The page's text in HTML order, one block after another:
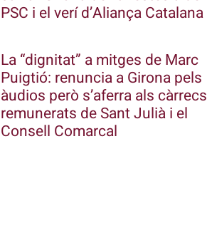
PSC i el verí d’Aliança Catalana
La “dignitat” a mitges de Marc
Puigtió: renuncia a Girona pels
àudios però s’aferra als càrrecs
remunerats de Sant Julià i el
Consell Comarcal